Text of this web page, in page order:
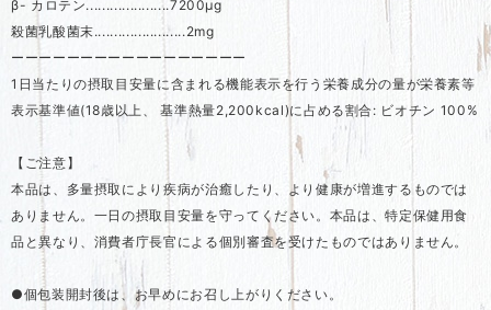
β- カロテン.....................7200μg
殺菌乳酸菌末.......................2mg
ーーーーーーーーーーーーーーーーー
1日当たりの摂取目安量に含まれる機能表示を行う栄養成分の量が栄養素等
表示基準値(18歳以上、 基準熱量2,200kcal)に占める割合: ビオチン 100%
【ご注意】
本品は、多量摂取により疾病が治癒したり、より健康が増進するものでは
ありません。一日の摂取目安量を守ってください。本品は、特定保健用食
品と異なり、消費者庁長官による個別審査を受けたものではありません。
●個包装開封後は、お早めにお召し上がりください。